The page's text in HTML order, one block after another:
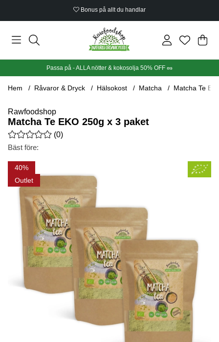
Bonus på allt du handlar
Din
.
Passa på - ALLA nötter & kokosolja 50% OFF 🥜
Hem Råvaror & Dryck Hälsokost Matcha Matcha Te
Rawfoodshop
Matcha Te EKO 250g x 3 paket
Medelbetyg 0 av 5 Antal betyg 0
(0)
Bäst före:
40
Outlet
Produktbilder Matcha Te EKO 250g x 3 paket